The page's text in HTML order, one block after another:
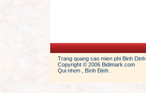
Trang quang cao mien phi Binh Dinh
Copyright © 2006 Bidimark.com
Qui nhơn , Bình Định .